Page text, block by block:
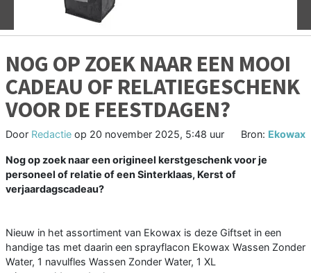
NOG OP ZOEK NAAR EEN MOOI
CADEAU OF RELATIEGESCHENK
VOOR DE FEESTDAGEN?
Door Redactie op 20 november 2025, 5:48 uur Bron: Ekowax
Nog op zoek naar een origineel kerstgeschenk voor je
personeel of relatie of een Sinterklaas, Kerst of
verjaardagscadeau?
Nieuw in het assortiment van Ekowax is deze Giftset in een
handige tas met daarin een sprayflacon Ekowax Wassen Zonder
Water, 1 navulfles Wassen Zonder Water, 1 XL